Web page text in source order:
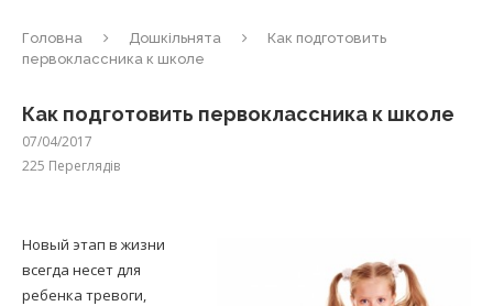
Головна Дошкільнята
Как подготовить
первоклассника к школе
Как подготовить первоклассника к школе
07/04/2017
225 Переглядів
Новый этап в жизни
всегда несет для
ребенка тревоги,